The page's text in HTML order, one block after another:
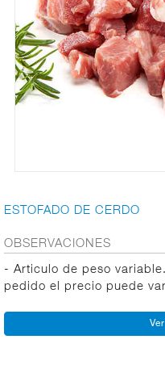
LÁCTEOS
CONGELADOS
CHARCUTERÍA
QUESOS
AL
ESTOFADO DE CERDO
OBSERVACIONES
- Articulo de peso
pedido el precio puede